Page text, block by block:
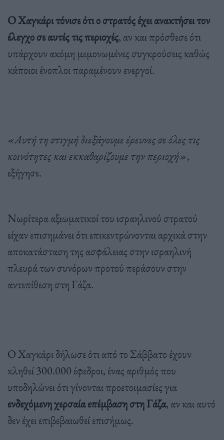
Ο Χαγκάρι τόνισε ότι ο στρατός έχει ανακτήσει τον
έλεγχο σε αυτές τις περιοχές, αν και πρόσθεσε ότι
υπάρχουν ακόμη μεμονωμένες συγκρούσεις καθώς
κάποιοι ένοπλοι παραμένουν ενεργοί.
«Αυτή τη στιγμή διεξάγουμε έρευνες σε όλες τις
κοινότητες και εκκαθαρίζουμε την περιοχή»,
εξήγησε.
Νωρίτερα αξιωματικοί του ισραηλινού στρατού
είχαν επισημάνει ότι επικεντρώνονται αρχικά στην
αποκατάσταση της ασφάλειας στην ισραηλινή
πλευρά των συνόρων προτού περάσουν στην
αντεπίθεση στη Γάζα.
Ο Χαγκάρι δήλωσε ότι από το Σάββατο έχουν
κληθεί 300.000 έφεδροι, ένας αριθμός που
υποδηλώνει ότι γίνονται προετοιμασίες για
ενδεχόμενη χερσαία επέμβαση στη Γάζα, αν και αυτό
δεν έχει επιβεβαιωθεί επισήμως.